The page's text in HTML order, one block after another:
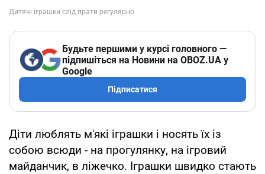
Будьте першими у курсі головного —
підпишіться на Новини на OBOZ.UA у
Google
Підписатися
Діти люблять м'які іграшки і носять їх із
собою всюди - на прогулянку, на ігровий
майданчик, в ліжечко. Іграшки швидко стають